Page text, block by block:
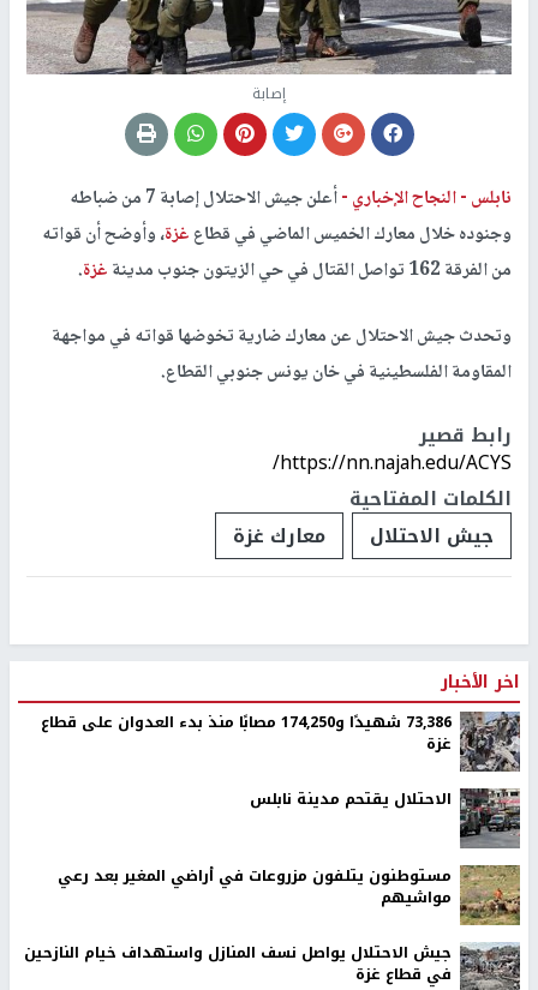
إصابة
نابلس -النجاح الإخباري -
أعلن جيش الاحتلال إصابة 7 من ضباطه
وجنوده خلال معارك الخميس الماضي في قطاعغزة، وأوضح أن قواته
من الفرقة 162 تواصل القتال في حي الزيتون جنوب مدينة
غزة.
وتحدث جيش الاحتلال عن معارك ضارية تخوضها قواته في مواجهة
المقاومة الفلسطينية في خان يونس جنوبي القطاع.
رابط قصير
https://nn.najah.edu/ACYS/
الكلمات المفتاحية
جيش الاحتلال
معارك غزة
اخر الأخبار
73,386 شهيدًا و174,250 مصابًا منذ بدء العدوان على قطاع
غزة
الاحتلال يقتحم مدينة نابلس
مستوطنون يتلفون مزروعات في أراضي المغير بعد رعي
مواشيهم
جيش الاحتلال يواصل نسف المنازل واستهداف خيام النازحين
في قطاع غزة